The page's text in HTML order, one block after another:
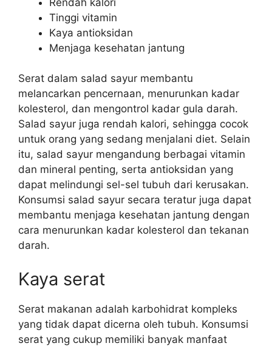
Tinggi vitamin
Kaya antioksidan
Menjaga kesehatan jantung
Serat dalam salad sayur membantu
melancarkan pencernaan, menurunkan kadar
kolesterol, dan mengontrol kadar gula darah.
Salad sayur juga rendah kalori, sehingga cocok
untuk orang yang sedang menjalani diet. Selain
itu, salad sayur mengandung berbagai vitamin
dan mineral penting, serta antioksidan yang
dapat melindungi sel-sel tubuh dari kerusakan.
Konsumsi salad sayur secara teratur juga dapat
membantu menjaga kesehatan jantung dengan
cara menurunkan kadar kolesterol dan tekanan
darah.
Kaya serat
Serat makanan adalah karbohidrat kompleks
yang tidak dapat dicerna oleh tubuh. Konsumsi
serat yang cukup memiliki banyak manfaat